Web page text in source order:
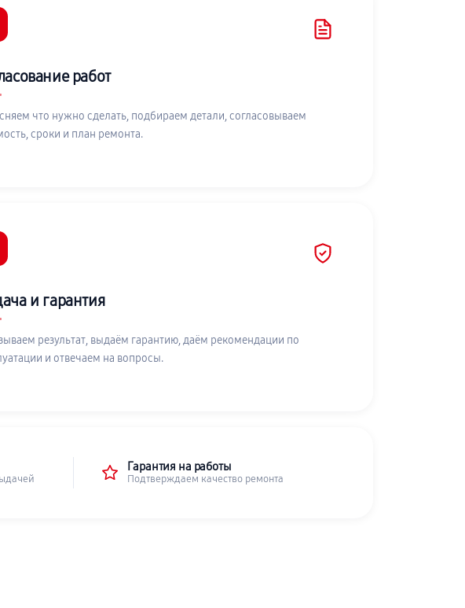
работ
что нужно сделать, подбираем детали, согласовываем
сроки и план ремонта.
и гарантия
результат, выдаём гарантию, даём рекомендации по
и отвечаем на вопросы.
Гарантия на работы
Подтверждаем качество ремонта